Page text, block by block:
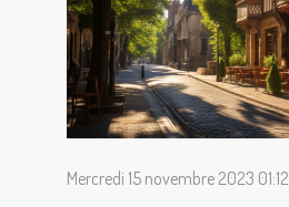
Mercredi 15 novembre 2023 01:12